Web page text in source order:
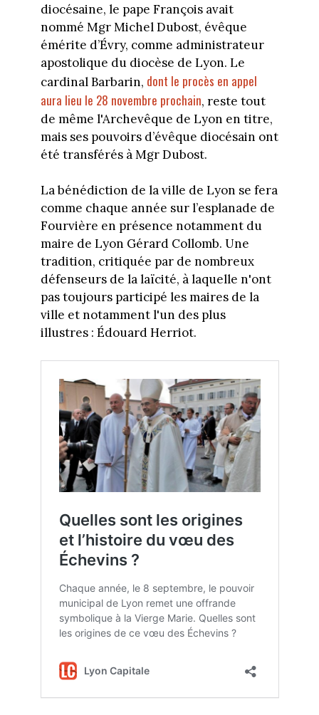
diocésaine, le pape François avait
nommé Mgr Michel Dubost, évêque
émérite d’Évry, comme administrateur
apostolique du diocèse de Lyon. Le
cardinal Barbarin, dont le procès en appel
aura lieu le 28 novembre prochain, reste tout
de même l'Archevêque de Lyon en titre,
mais ses pouvoirs d’évêque diocésain ont
été transférés à Mgr Dubost.
La bénédiction de la ville de Lyon se fera
comme chaque année sur l’esplanade de
Fourvière en présence notamment du
maire de Lyon Gérard Collomb. Une
tradition, critiquée par de nombreux
défenseurs de la laïcité, à laquelle n'ont
pas toujours participé les maires de la
ville et notamment l'un des plus
illustres : Édouard Herriot.